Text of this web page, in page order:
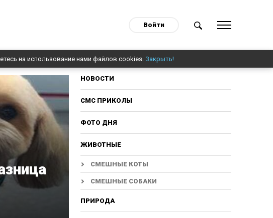
Войти
на использование нами файлов cookies. Закрыть!
НОВОСТИ
СМС ПРИКОЛЫ
ФОТО ДНЯ
ЖИВОТНЫЕ
СМЕШНЫЕ КОТЫ
СМЕШНЫЕ СОБАКИ
ПРИРОДА